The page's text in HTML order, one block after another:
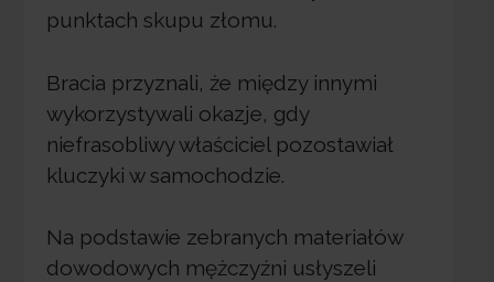
punktach skupu złomu.
Bracia przyznali, że między innymi
wykorzystywali okazje, gdy
niefrasobliwy właściciel pozostawiał
kluczyki w samochodzie.
Na podstawie zebranych materiałów
dowodowych mężczyźni usłyszeli